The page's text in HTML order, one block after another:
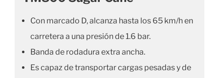
Con marcado D, alcanza hasta los 65 km/h en
carretera a una presión de 1.6 bar.
Banda de rodadura extra ancha.
Es capaz de transportar cargas pesadas y de